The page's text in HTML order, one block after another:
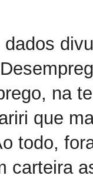
na
que
todo,
carteira